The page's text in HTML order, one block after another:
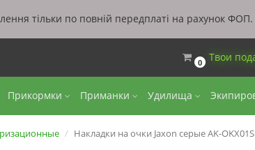
тільки по повній передплаті на рахунок ФОП.
0 Твои
Прикормки Приманки Удилища
Накладки на очки Jaxon серые AK-